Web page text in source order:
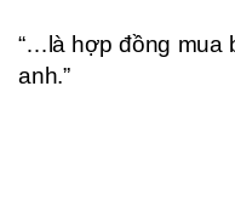
“…là hợp đồng mua
anh.”